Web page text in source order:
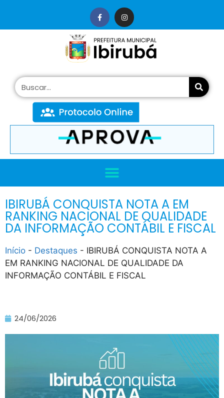
IBIRUBÁ CONQUISTA NOTA A EM
RANKING NACIONAL DE QUALIDADE
DA INFORMAÇÃO CONTÁBIL E FISCAL
Início - Destaques - IBIRUBÁ CONQUISTA NOTA A
EM RANKING NACIONAL DE QUALIDADE DA
INFORMAÇÃO CONTÁBIL E FISCAL
24/06/2026